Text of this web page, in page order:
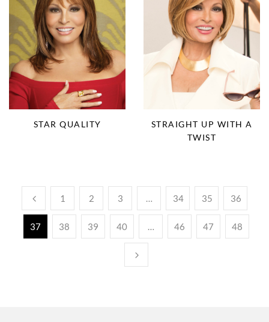
STAR QUALITY
STRAIGHT UP WITH A
TWIST
1 2 3 … 34 35 36
37 38 39 40 … 46 47 48